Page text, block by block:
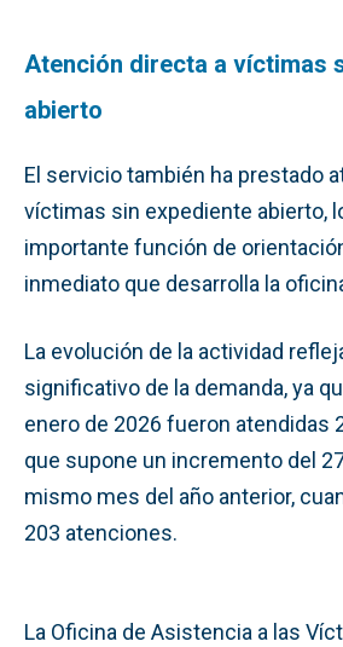
Atención directa a víctimas
abierto
El servicio también ha prestado
víctimas sin expediente abierto,
importante función de
inmediato que desarrolla la
La evolución de la actividad
significativo de la demanda, ya
enero de 2026 fueron atendidas
que supone un incremento del
mismo mes del año anterior,
203 atenciones.
La Oficina de Asistencia a las